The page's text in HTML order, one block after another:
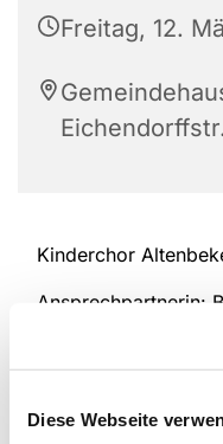
Diese Webseite
Freitag, 12.
Kinderchor
Ansprechpartnerin: